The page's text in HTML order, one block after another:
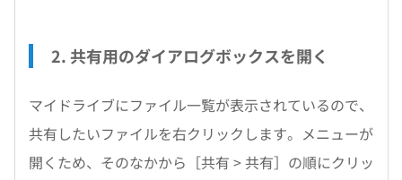
2. 共有用のダイアログボックスを開く
マイドライブにファイル一覧が表示されているので、
共有したいファイルを右クリックします。メニューが
開くため、そのなかから［共有 > 共有］の順にクリッ